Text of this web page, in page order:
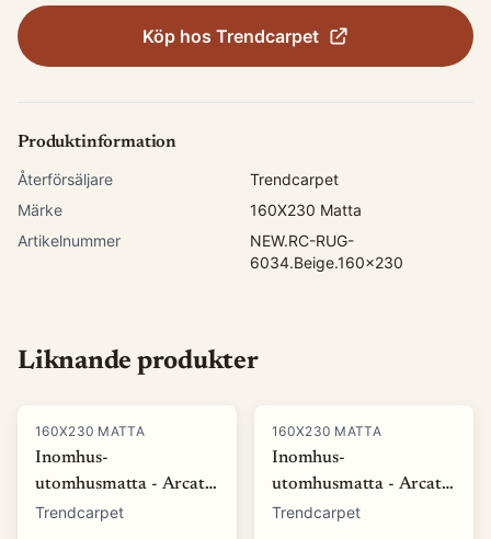
Köp hos Trendcarpet
Produktinformation
Återförsäljare
Trendcarpet
Märke
160X230 Matta
Artikelnummer
NEW.RC-RUG-
6034.Beige.160x230
Liknande produkter
160X230 MATTA
Inomhus-
utomhusmatta - Arcata
(blå) (Storlek: 80 x 150
Trendcarpet
160X230 MATTA
Inomhus-
utomhusmatta - Arcata
(röd) (Storlek: 80 x 150
Trendcarpet